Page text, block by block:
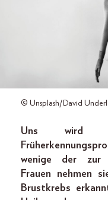
© Unsplash/David
Uns wird
wenige der zur
Frauen nehmen
Brustkrebs